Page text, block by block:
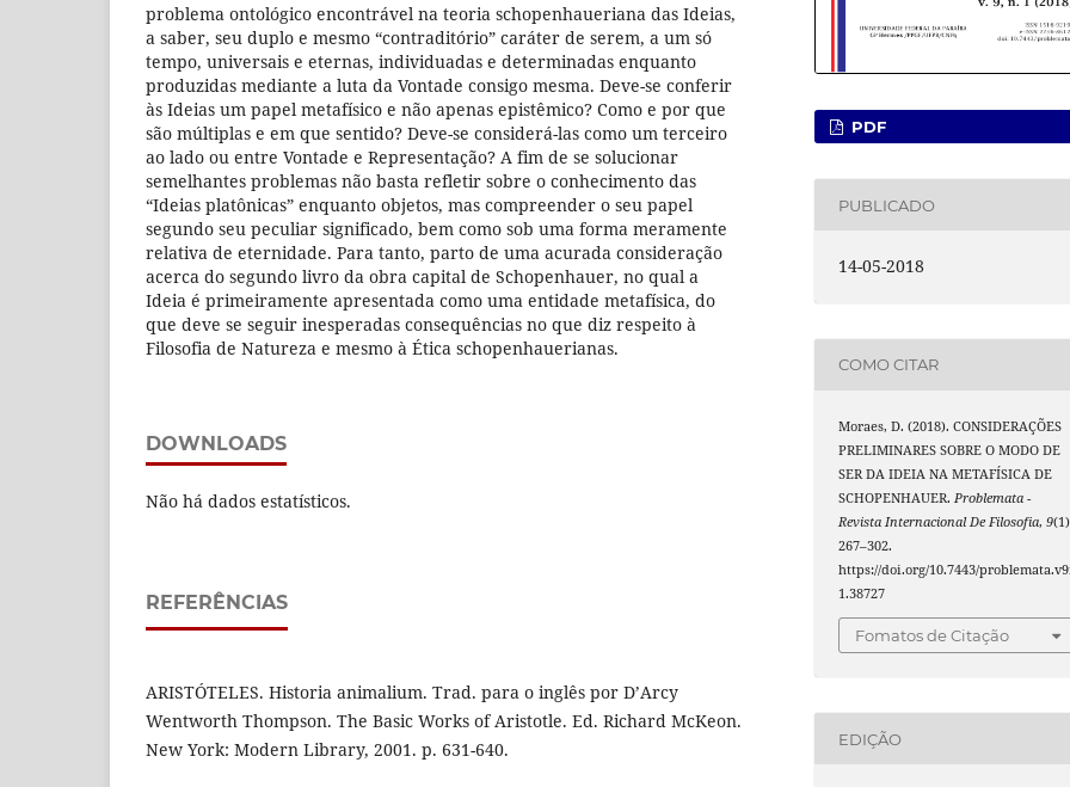
problema ontológico encontrável na teoria schopenhaueriana das Ideias,
a saber, seu duplo e mesmo “contraditório” caráter de serem, a um só
tempo, universais e eternas, individuadas e determinadas enquanto
produzidas mediante a luta da Vontade consigo mesma. Deve-se conferir
às Ideias um papel metafísico e não apenas epistêmico? Como e por que
são múltiplas e em que sentido? Deve-se considerá-las como um terceiro
ao lado ou entre Vontade e Representação? A fim de se solucionar
semelhantes problemas não basta refletir sobre o conhecimento das
“Ideias platônicas” enquanto objetos, mas compreender o seu papel
segundo seu peculiar significado, bem como sob uma forma meramente
relativa de eternidade. Para tanto, parto de uma acurada consideração
acerca do segundo livro da obra capital de Schopenhauer, no qual a
Ideia é primeiramente apresentada como uma entidade metafísica, do
que deve se seguir inesperadas consequências no que diz respeito à
Filosofia de Natureza e mesmo à Ética schopenhauerianas.
DOWNLOADS
Não há dados estatísticos.
REFERÊNCIAS
ARISTÓTELES. Historia animalium. Trad. para o inglês por D’Arcy
Wentworth Thompson. The Basic Works of Aristotle. Ed. Richard McKeon.
New York: Modern Library, 2001. p. 631-640.
PDF
PUBLICADO
14-05-2018
COMO CITAR
Moraes, D. (2018). CONSIDERAÇÕES
PRELIMINARES SOBRE O MODO DE
SER DA IDEIA NA METAFÍSICA DE
SCHOPENHAUER. Problemata -
Revista Internacional De Filosofia,9
267–302.
https://doi.org/10.7443/
1.38727
Fomatos de Citação
EDIÇÃO